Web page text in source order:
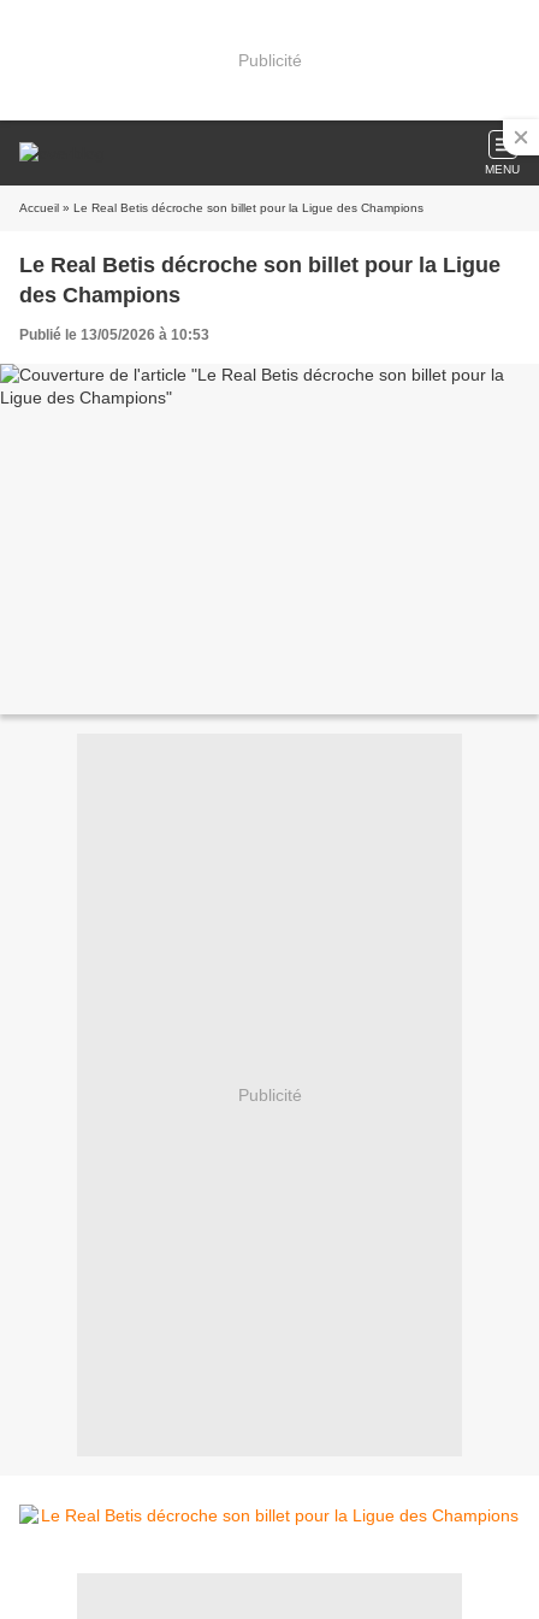
Publicité
MENU
Accueil » Le Real Betis décroche son billet pour la Ligue des Champions
Le Real Betis décroche son billet pour la Ligue
des Champions
Publié le 13/05/2026 à 10:53
Publicité